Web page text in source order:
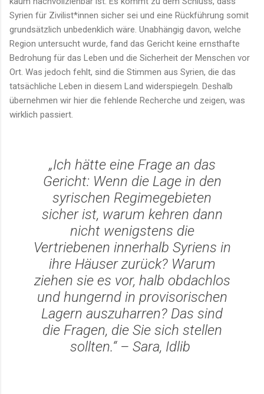
Syrien für Zivilist*innen sicher sei und eine Rückführung somit
grundsätzlich unbedenklich wäre. Unabhängig davon, welche
Region untersucht wurde, fand das Gericht keine ernsthafte
Bedrohung für das Leben und die Sicherheit der Menschen vor
Ort. Was jedoch fehlt, sind die Stimmen aus Syrien, die das
tatsächliche Leben in diesem Land widerspiegeln. Deshalb
übernehmen wir hier die fehlende Recherche und zeigen, was
wirklich passiert.
„Ich hätte eine Frage an das
Gericht: Wenn die Lage in den
syrischen Regimegebieten
sicher ist, warum kehren dann
nicht wenigstens die
Vertriebenen innerhalb Syriens in
ihre Häuser zurück? Warum
ziehen sie es vor, halb obdachlos
und hungernd in provisorischen
Lagern auszuharren? Das sind
die Fragen, die Sie sich stellen
sollten.“ – Sara, Idlib